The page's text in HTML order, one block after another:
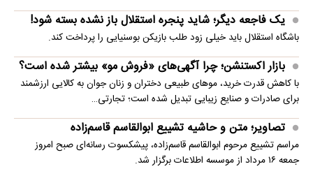
یک فاجعه دیگر؛ شاید پنجره استقلال باز نشده بسته شود!
باشگاه استقلال باید خیلی زود طلب بازیکن بوسنیایی را پرداخت کند.
بازار اکستنشن؛ چرا آگهی‌های «فروش مو» بیشتر شده است؟
با کاهش قدرت خرید، موهای طبیعی دختران و زنان جوان به کالایی ارزشمند
برای صادرات و صنایع زیبایی تبدیل شده است؛ تجارتی…
تصاویر؛ متن و حاشیه تشییع ابوالقاسم قاسم‌زاده
مراسم تشییع مرحوم ابوالقاسم قاسم‌زاده، پیشکسوت رسانه‌ای صبح امروز
جمعه ۱۶ مرداد از موسسه اطلاعات برگزار شد.